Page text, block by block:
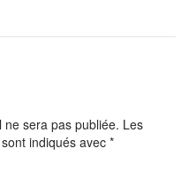
sera pas publiée. Les
indiqués avec*